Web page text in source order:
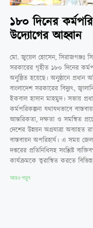
১৮০ দিনের
উদ্যোগের আহ্বান
মো. জুয়েল হোসেন, সিরাজগঞ্জঃ
সরকারের গৃহীত ১৮০ দিনের
অনুষ্ঠিত হয়েছে। অনুষ্ঠানে প্রধান
বাংলাদেশ সরকারের বিদ্যুৎ,
ইকবাল হাসান মাহমুদ। সভায়
কর্মপরিকল্পনা যথাযথভাবে
আন্তরিকতা, দক্ষতা ও সমন্বিত
দেশের উন্নয়ন অগ্রযাত্রা
বাস্তবায়ন অপরিহার্য। এ সময়
দপ্তরের প্রতিনিধিসহ সংশ্লিষ্ট
কার্যক্রমকে ত্বরান্বিত করতে
আরও পড়ুন